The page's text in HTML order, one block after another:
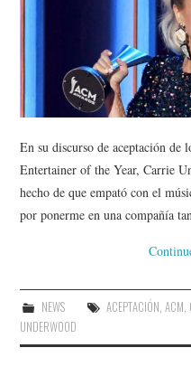
En su discurso de aceptación de
Entertainer of the Year, Carrie
hecho de que empató con el
por ponerme en una compañía
NEWS ACEPTACIÓN, ACM,
UNDERWOOD